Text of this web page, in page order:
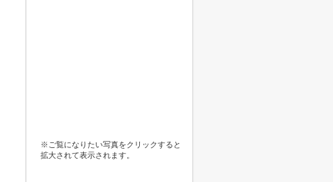
※ご覧になりたい写真をクリックすると
拡大されて表示されます。